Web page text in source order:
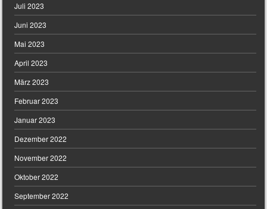
Juli 2023
Juni 2023
Mai 2023
April 2023
März 2023
Februar 2023
Januar 2023
Dezember 2022
November 2022
Oktober 2022
September 2022